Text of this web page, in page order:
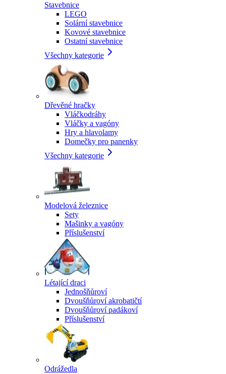
Stavebnice
LEGO
Solární stavebnice
Kovové stavebnice
Ostatní stavebnice
Všechny kategorie
Dřevěné hračky
Vláčkodráhy
Vláčky a vagóny
Hry a hlavolamy
Domečky pro panenky
Všechny kategorie
Modelová železnice
Sety
Mašinky a vagóny
Příslušenství
Létající draci
Jednošňůroví
Dvoušňůroví akrobatičtí
Dvoušňůroví padákoví
Příslušenství
Odrážedla